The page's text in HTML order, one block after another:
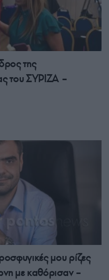
της
του ΣΥΡΙΖΑ –
μου ρίζες
με καθόρισαν –